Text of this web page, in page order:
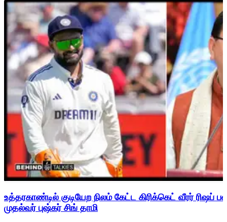
உத்தரகாண்டில் குடியேற நிலம் கேட்ட கிரிக்கெட் வீரர்
முதல்வர் புஷ்கர் சிங் தாமி